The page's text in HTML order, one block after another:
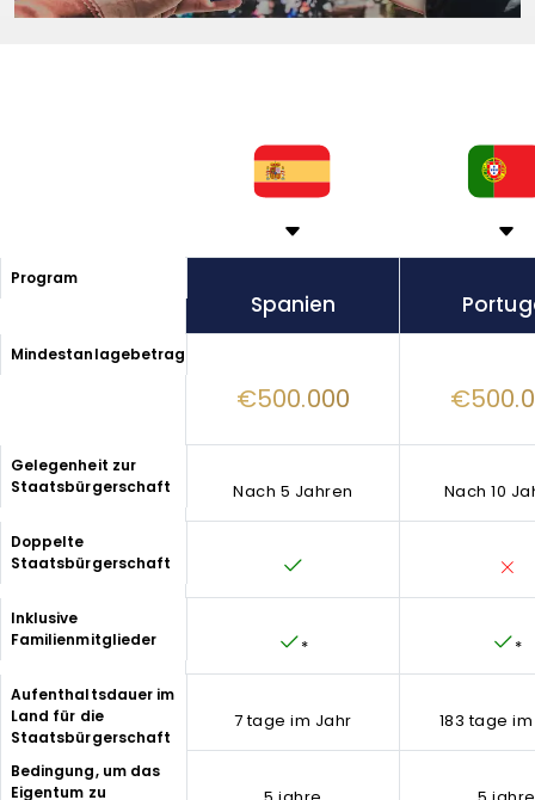
Program
Spanien
Mindestanlagebetrag
€500.000
Gelegenheit zur
Staatsbürgerschaft
Nach 5 Jahren Nach 10
Doppelte
Staatsbürgerschaft
Inklusive
Familienmitglieder
* *
Aufenthaltsdauer im
Land für die
Staatsbürgerschaft
7 tage im Jahr 183 tage
Bedingung, um das
Eigentum zu